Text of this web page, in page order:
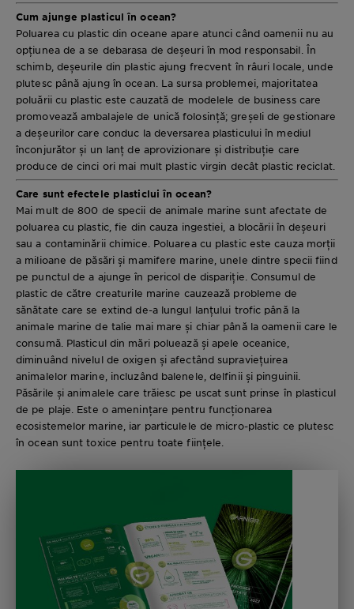
Cum ajunge plasticul în ocean?
Poluarea cu plastic din oceane apare atunci când oamenii nu au
opțiunea de a se debarasa de deșeuri în mod responsabil. În
schimb, deșeurile din plastic ajung frecvent în râuri locale, unde
plutesc până ajung în ocean. La sursa problemei, majoritatea
poluării cu plastic este cauzată de modelele de business care
promovează ambalajele de unică folosință; greșeli de gestionare
a deșeurilor care conduc la deversarea plasticului în mediul
înconjurător și un lanț de aprovizionare și distribuție care
produce de cinci ori mai mult plastic virgin decât plastic reciclat.
Care sunt efectele plasticlui în ocean?
Mai mult de 800 de specii de animale marine sunt afectate de
poluarea cu plastic, fie din cauza ingestiei, a blocării în deșeuri
sau a contaminării chimice. Poluarea cu plastic este cauza morții
a milioane de păsări și mamifere marine, unele dintre specii fiind
pe punctul de a ajunge în pericol de dispariție. Consumul de
plastic de către creaturile marine cauzează probleme de
sănătate care se extind de-a lungul lanțului trofic până la
animale marine de talie mai mare și chiar până la oamenii care le
consumă. Plasticul din mări poluează și apele oceanice,
diminuând nivelul de oxigen și afectând supraviețuirea
animalelor marine, incluzând balenele, delfinii și pinguinii.
Păsările și animalele care trăiesc pe uscat sunt prinse în plasticul
de pe plaje. Este o amenințare pentru funcționarea
ecosistemelor marine, iar particulele de micro-plastic ce plutesc
în ocean sunt toxice pentru toate ființele.